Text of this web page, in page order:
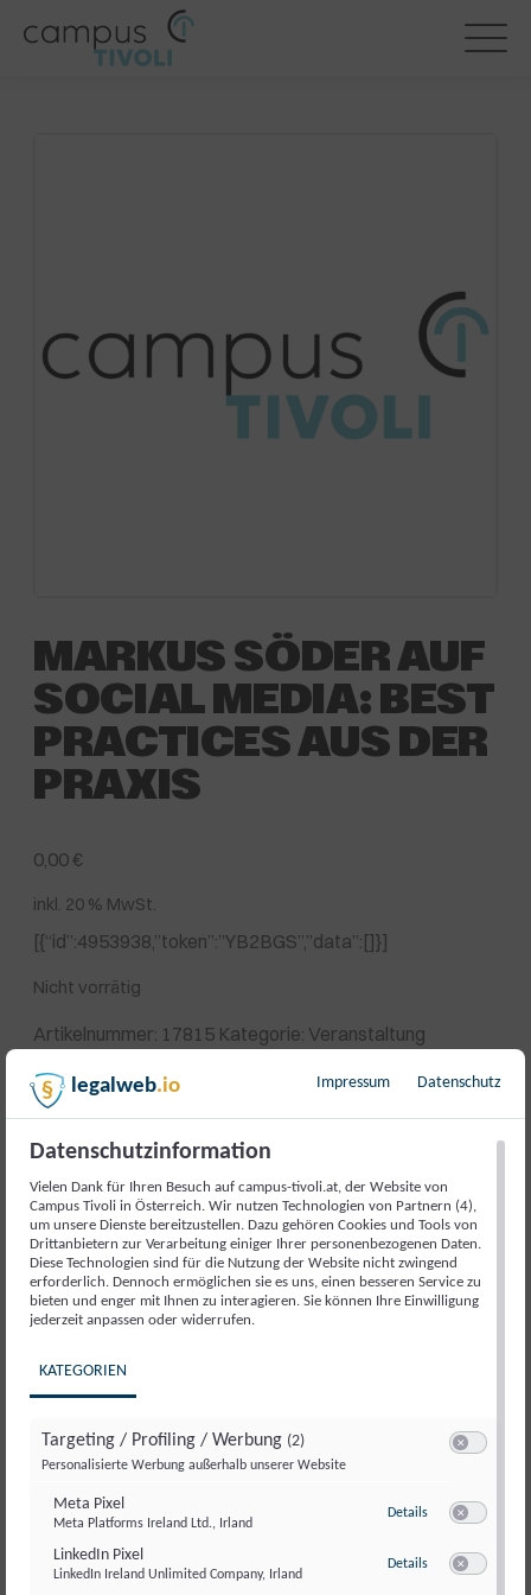
MARKUS SÖDER AUF
SOCIAL MEDIA: BEST
PRACTICES AUS DER
PRAXIS
0,00€
inkl. 20 % MwSt.
[{“id”:4953938,”token”:”YB2BGS”,”data”:[]}]
Nicht vorrätig
Artikelnummer: 17815 Kategorie: Veranstaltung
Beschreibung
Lerne von der Social Media Strategie von MP Markus
Söder. Markus Mochti, Abteilungsleiter Social Media in
der CSU teilt Best Practices und wertvolle Tipps für
Analyse der Social-Media-Strategie
Best Practices für politische Kommunikation in
sozialen Netzwerken
Lernimpulse für den eigenen Social-Media-Auftritt
Offene Diskussion
legalweb.io Impressum Datenschutz
Datenschutzinformation
Vielen Dank für Ihren Besuch auf campus-tivoli.at, der Website von
Campus Tivoli in Österreich. Wir nutzen Technologien von Partnern (4),
um unsere Dienste bereitzustellen. Dazu gehören Cookies und Tools von
Drittanbietern zur Verarbeitung einiger Ihrer personenbezogenen Daten.
Diese Technologien sind für die Nutzung der Website nicht zwingend
erforderlich. Dennoch ermöglichen sie es uns, einen besseren Service zu
bieten und enger mit Ihnen zu interagieren. Sie können Ihre Einwilligung
jederzeit anpassen oder widerrufen.
KATEGORIEN
Targeting / Profiling / Werbung (2)
Personalisierte Werbung außerhalb unserer Website
Meta Pixel
Meta Platforms Ireland Ltd., Irland
Details zu Meta Pixel
LinkedIn Pixel
LinkedIn Ireland Unlimited Company, Irland
Details zu LinkedIn Pixel